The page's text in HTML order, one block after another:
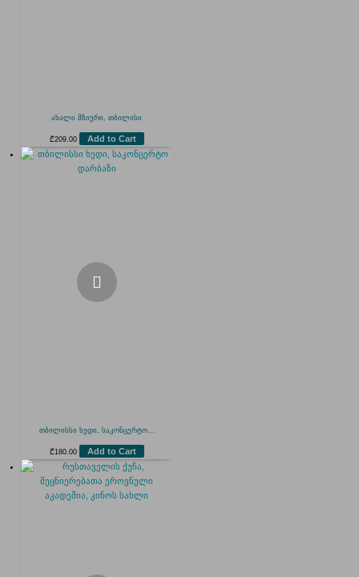
ახალი მზიური, თბილისი
₾209.00 Add to Cart
თბილისსი ხედი, საკონცერტო...
₾ 180.00 Add to Cart